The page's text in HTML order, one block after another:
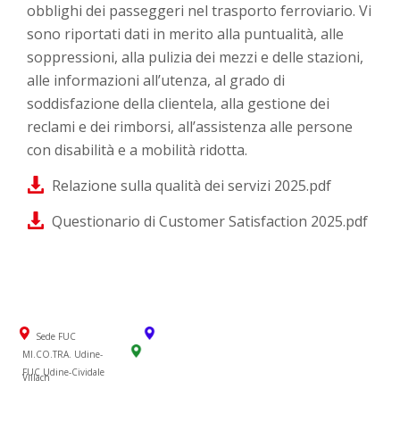
obblighi dei passeggeri nel trasporto ferroviario. Vi
sono riportati dati in merito alla puntualità, alle
soppressioni, alla pulizia dei mezzi e delle stazioni,
alle informazioni all’utenza, al grado di
soddisfazione della clientela, alla gestione dei
reclami e dei rimborsi, all’assistenza alle persone
con disabilità e a mobilità ridotta.
Relazione sulla qualità dei servizi 2025.pdf
Questionario di Customer Satisfaction 2025.pdf
Sede FUC
MI.CO.TRA. Udine-
Villach
FUC Udine-Cividale